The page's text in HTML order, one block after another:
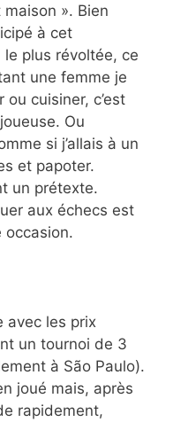
». Bien
à cet
le plus révoltée, ce
une femme je
cuisiner, c’est
Ou
si j’allais à un
et papoter.
un prétexte.
aux échecs est
occasion.
avec les prix
un tournoi de 3
à São Paulo).
joué mais, après
rapidement,